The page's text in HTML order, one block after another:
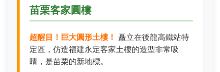
苗栗客家圓樓
超醒目！巨大圓形土樓！ 矗立在後龍高鐵站特
定區，仿造福建永定客家土樓的造型非常吸
睛，是苗栗的新地標。